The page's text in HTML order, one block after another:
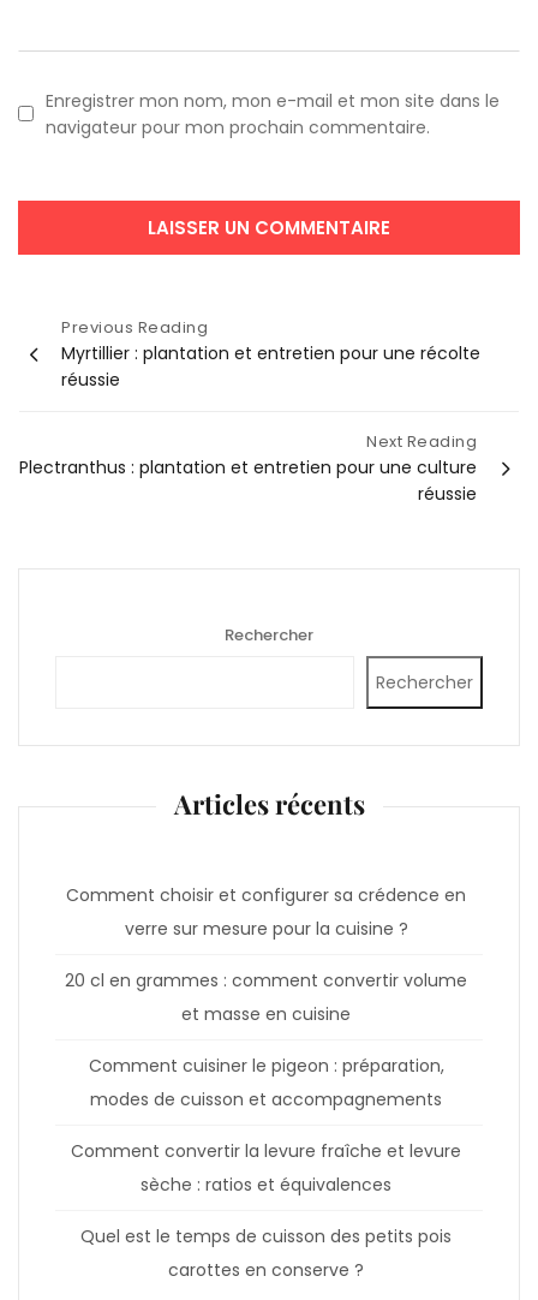
Enregistrer mon nom, mon e-mail et mon site dans le
navigateur pour mon prochain commentaire.
Navigation
de
l’article
Previous Reading
Myrtillier : plantation et entretien pour une récolte
réussie
Next Reading
Plectranthus : plantation et entretien pour une culture
réussie
Rechercher
Rechercher
Articles récents
Comment choisir et configurer sa crédence en
verre sur mesure pour la cuisine ?
20 cl en grammes : comment convertir volume
et masse en cuisine
Comment cuisiner le pigeon : préparation,
modes de cuisson et accompagnements
Comment convertir la levure fraîche et levure
sèche : ratios et équivalences
Quel est le temps de cuisson des petits pois
carottes en conserve ?